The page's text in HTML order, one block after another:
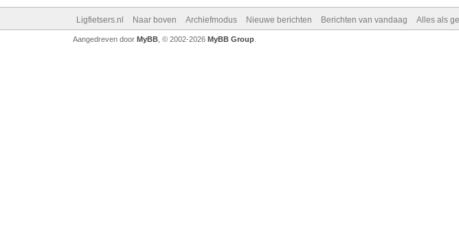
Ligfietsers.nl Naar boven Archiefmodus Nieuwe berichten Berichten van vandaag Alles als
Aangedreven door MyBB, © 2002-2026 MyBB Group.